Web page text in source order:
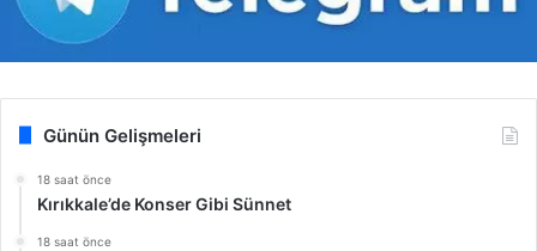
Günün Gelişmeleri
18 saat önce
Kırıkkale’de Konser Gibi Sünnet
18 saat önce